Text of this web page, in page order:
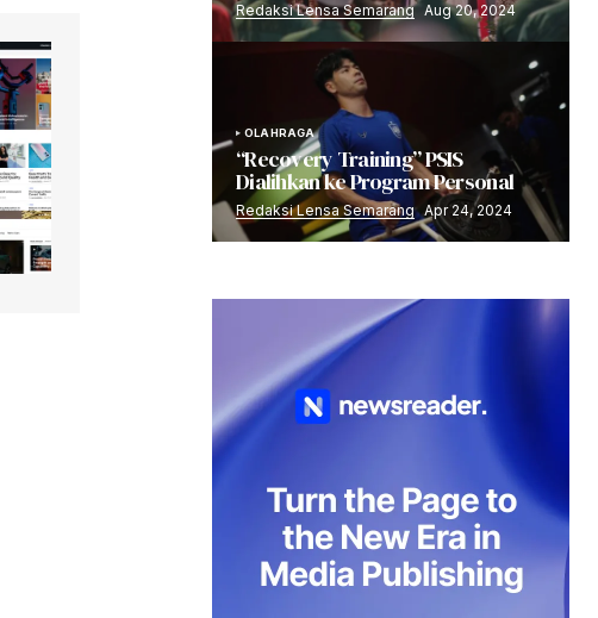
Redaksi Lensa Semarang Aug 20, 2024
OLAHRAGA
“Recovery Training” PSIS
Dialihkan ke Program Personal
Redaksi Lensa Semarang Apr 24, 2024